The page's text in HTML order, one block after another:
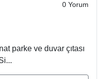
0 Yorum
parke ve duvar çıtası